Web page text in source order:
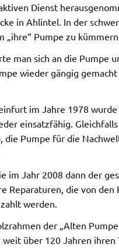
Dienst
in Ahlintel. In der
„ihre“ Pumpe zu
man sich an die Pumpe
wieder gängig
im Jahre 1978
einsatzfähig.
die Pumpe für die
im Jahr 2008 dann der
Reparaturen, die von
werden.
der „Alten
über 120 Jahren